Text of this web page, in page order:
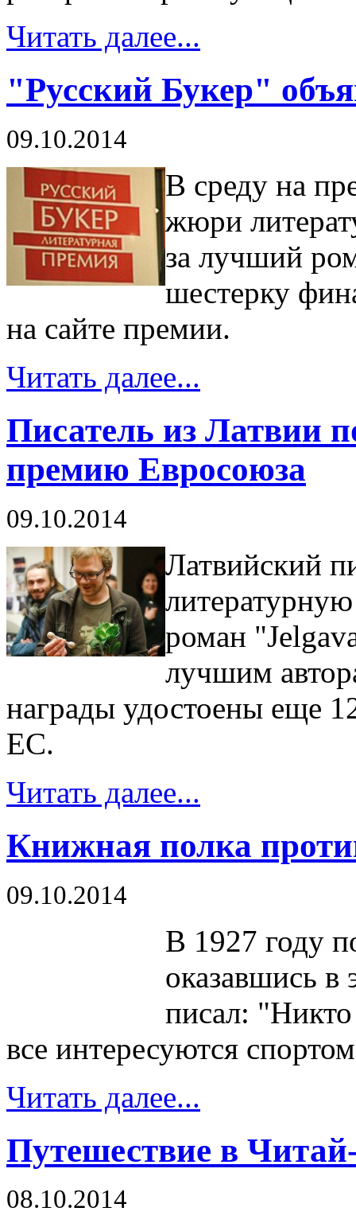
Читать далее...
"Русский Букер"
09.10.2014
В среду на
жюри
за лучший
шестерку
на сайте премии.
Читать далее...
Писатель из Латвии
премию Евросоюза
09.10.2014
Латвийский
роман
лучшим
награды удостоены еще
ЕС.
Читать далее...
Книжная полка
09.10.2014
В 1927 году
оказавшись в
писал: "Никто
все интересуются
Читать далее...
Путешествие в
08.10.2014